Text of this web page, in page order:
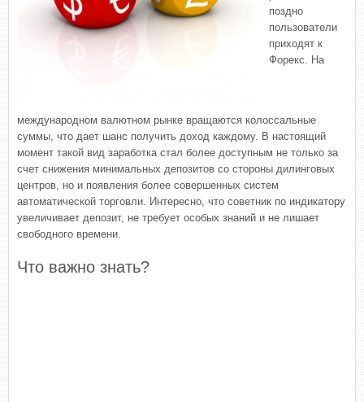
поздно
пользователи
приходят к
Форекс. На
международном валютном рынке вращаются колоссальные
суммы, что дает шанс получить доход каждому. В настоящий
момент такой вид заработка стал более доступным не только за
счет снижения минимальных депозитов со стороны дилинговых
центров, но и появления более совершенных систем
автоматической торговли. Интересно, что советник по индикатору
увеличивает депозит, не требует особых знаний и не лишает
свободного времени.
Что важно знать?